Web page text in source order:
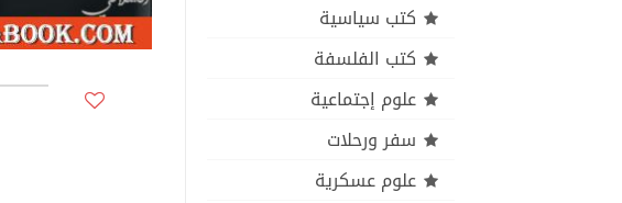
كتب سياسية
كتب الفلسفة
علوم إجتماعية
سفر ورحلات
علوم عسكرية